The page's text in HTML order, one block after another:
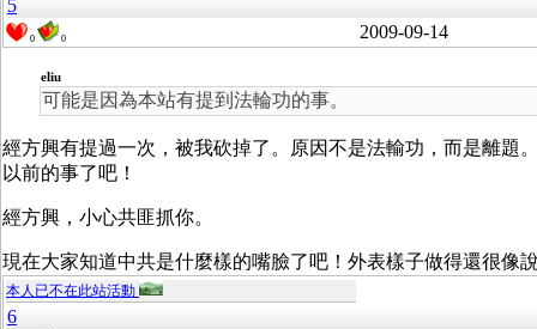
5
0 0 2009-09-14
eliu
可能是因為本站有提到法輪功的事。
經方興有提過一次，被我砍掉了。原因不是法輸功，而是離題
以前的事了吧！
經方興，小心共匪抓你。
現在大家知道中共是什麼樣的嘴臉了吧！外表樣子做得還很像
本人已不在此站活動
6